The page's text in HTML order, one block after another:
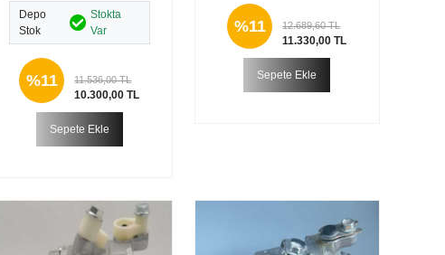
Depo
Stok
Stokta
Var
%11 11.536,00 TL
10.300,00 TL
Sepete Ekle
%11 12.689,60 TL
11.330,00 TL
Sepete Ekle